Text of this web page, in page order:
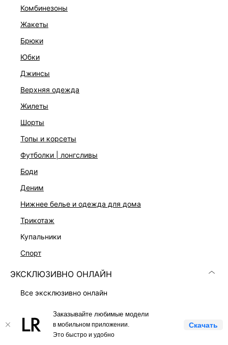
Заказывайте любимые модели
в мобильном приложении.
Это быстро и удобно
Скачать
комбинезоны
жакеты
брюки
юбки
джинсы
верхняя одежда
жилеты
шорты
топы и корсеты
футболки | лонгсливы
боди
деним
нижнее белье и одежда для дома
трикотаж
купальники
спорт
ЭКСКЛЮЗИВНО ОНЛАЙН
все эксклюзивно онлайн
платья
Подробные условия доставки и возврата
в AppStore
КАТАЛОГ
КОМПАНИЯ
КЛИЕНТАМ
ЛИЧНЫЙ КАБИНЕТ
LOVE REPUBLIC © 2009 - 2026